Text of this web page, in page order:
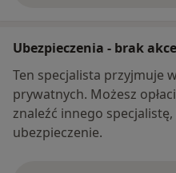
Ubezpieczenia - brak
Ten specjalista przyjmuje
prywatnych. Możesz
znaleźć innego
ubezpieczenie.